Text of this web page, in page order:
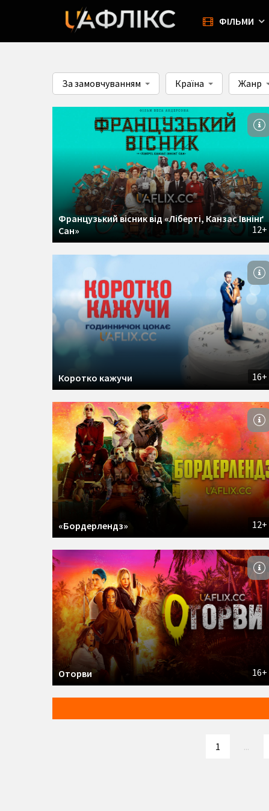
ФІЛЬМИ
За замовчуванням Країна Жанр
12+
Французький вісник від «Ліберті, Канзас Івнінґ
Сан»
16+
Коротко кажучи
12+
«Бордерлендз»
16+
Оторви
1 ...